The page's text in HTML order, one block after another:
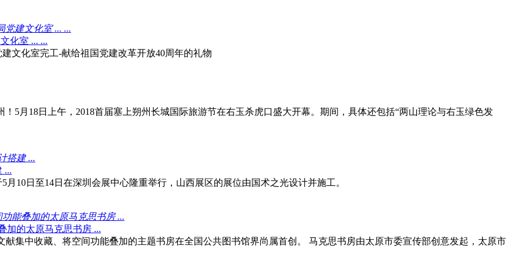
党建文化室 ... ...
化室 ... ...
文化室完工-献给祖国党建改革开放40周年的礼物
5月18日上午，2018首届塞上朔州长城国际旅游节在右玉杀虎口盛大开幕。期间，具体还包括“两山理论与右玉绿色发
搭建 ...
...
10日至14日在深圳会展中心隆重举行，山西展区的展位由国术之光设计并施工。
能叠加的太原马克思书房 ...
加的太原马克思书房 ...
献集中收藏、将空间功能叠加的主题书房在全国公共图书馆界尚属首创。 马克思书房由太原市委宣传部创意发起，太原市